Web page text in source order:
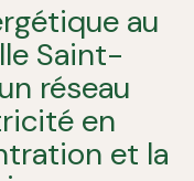
au
Saint-
réseau
en
et la